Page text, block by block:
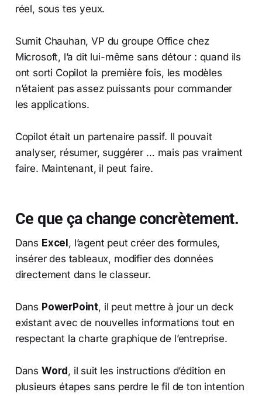
réel, sous tes yeux.
Sumit Chauhan, VP du groupe Office chez
Microsoft, l’a dit lui-même sans détour : quand ils
ont sorti Copilot la première fois, les modèles
n’étaient pas assez puissants pour commander
les applications.
Copilot était un partenaire passif. Il pouvait
analyser, résumer, suggérer … mais pas vraiment
faire. Maintenant, il peut faire.
Ce que ça change concrètement.
Dans Excel , l’agent peut créer des formules,
insérer des tableaux, modifier des données
directement dans le classeur.
Dans PowerPoint, il peut mettre à jour un deck
existant avec de nouvelles informations tout en
respectant la charte graphique de l’entreprise.
Dans Word , il suit les instructions d’édition en
plusieurs étapes sans perdre le fil de ton intention